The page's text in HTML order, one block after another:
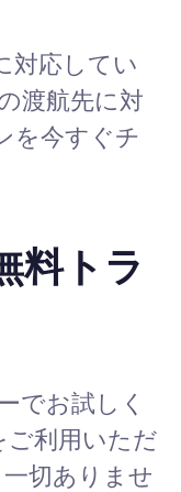
対応してい
渡航先に対
を今すぐチ
料トラ
でお試しく
利用いただ
切ありませ